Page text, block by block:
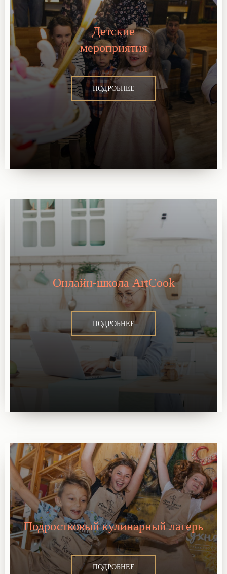
Детские
мероприятия
ПОДРОБНЕЕ
Онлайн-школа ArtCook
ПОДРОБНЕЕ
Подростковый кулинарный лагерь
ПОДРОБНЕЕ